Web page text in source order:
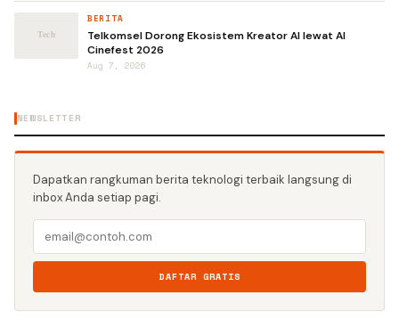
BERITA
Telkomsel Dorong Ekosistem Kreator AI lewat AI
Cinefest 2026
Aug 7, 2026
NEWSLETTER
Dapatkan rangkuman berita teknologi terbaik langsung di
inbox Anda setiap pagi.
DAFTAR GRATIS